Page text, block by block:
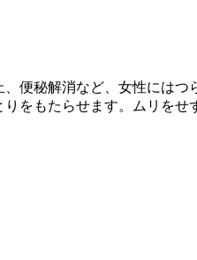
便秘解消など、女性にはつ
をもたらせます。ムリをせ